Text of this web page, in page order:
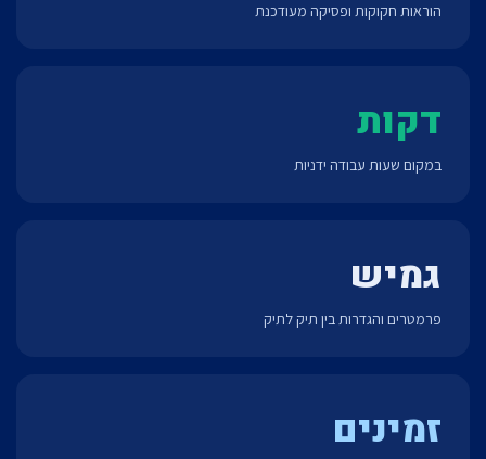
הוראות חקוקות ופסיקה מעודכנת
דקות
במקום שעות עבודה ידניות
גמיש
פרמטרים והגדרות בין תיק לתיק
זמינים